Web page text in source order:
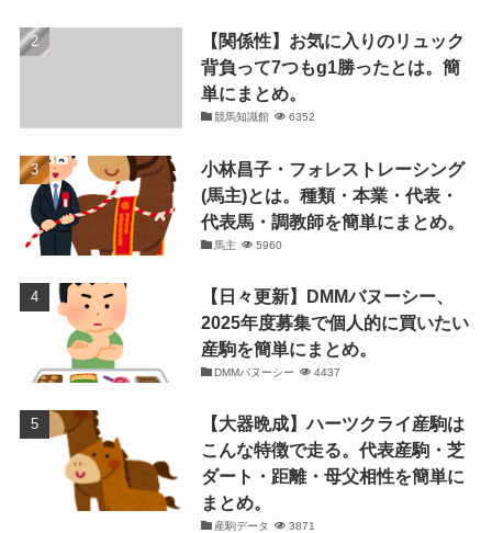
【関係性】お気に入りのリュック
背負って7つもg1勝ったとは。簡
単にまとめ。
競馬知識館 6352
小林昌子・フォレストレーシング
(馬主)とは。種類・本業・代表・
代表馬・調教師を簡単にまとめ。
馬主 5960
【日々更新】DMMバヌーシー、
2025年度募集で個人的に買いたい
産駒を簡単にまとめ。
DMMバヌーシー 4437
【大器晩成】ハーツクライ産駒は
こんな特徴で走る。代表産駒・芝
ダート・距離・母父相性を簡単に
まとめ。
産駒データ 3871